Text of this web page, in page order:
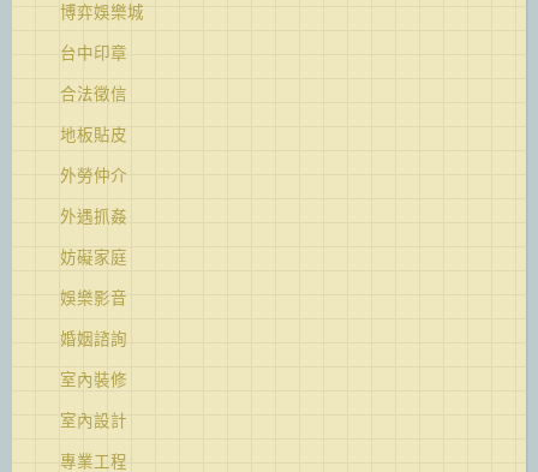
博弈娛樂城
台中印章
合法徵信
地板貼皮
外勞仲介
外遇抓姦
妨礙家庭
娛樂影音
婚姻諮詢
室內裝修
室內設計
專業工程